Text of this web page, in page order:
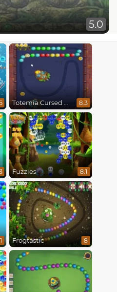
5.0
Totemia Cursed Marbles 8.3
Fuzzies 8.1
Frogtastic 8